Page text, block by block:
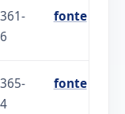
fonte
fonte